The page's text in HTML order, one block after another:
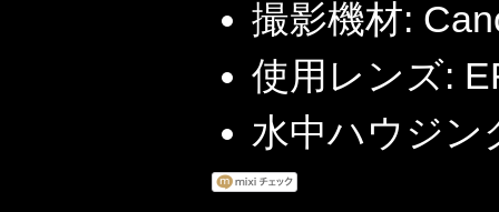
撮影機材:
使用レンズ:
水中ハウジン